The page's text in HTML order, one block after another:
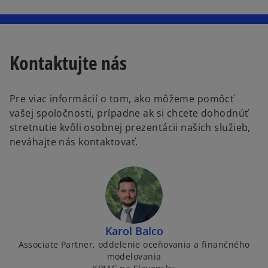
Kontaktujte nás
Pre viac informácií o tom, ako môžeme pomôcť
vašej spoločnosti, prípadne ak si chcete dohodnúť
stretnutie kvôli osobnej prezentácii našich služieb,
neváhajte nás kontaktovať.
Karol Balco
Associate Partner, oddelenie oceňovania a finančného
modelovania